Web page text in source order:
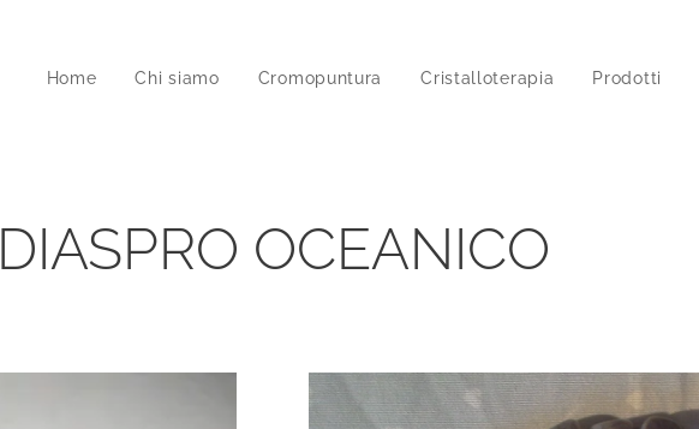
Home Chi siamo Cromopuntura Cristalloterapia Prodotti
DIASPRO OCEANICO